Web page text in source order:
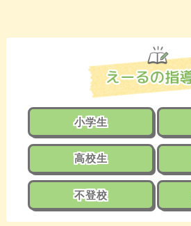
小学生
高校生
不登校